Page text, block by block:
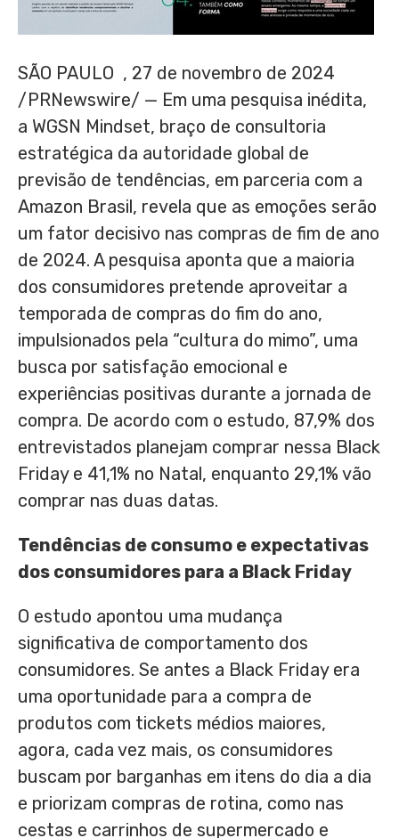
SÃO PAULO , 27 de novembro de 2024
/PRNewswire/ — Em uma pesquisa inédita,
a WGSN Mindset, braço de consultoria
estratégica da autoridade global de
previsão de tendências, em parceria com a
Amazon Brasil, revela que as emoções serão
um fator decisivo nas compras de fim de ano
de 2024. A pesquisa aponta que a maioria
dos consumidores pretende aproveitar a
temporada de compras do fim do ano,
impulsionados pela “cultura do mimo”, uma
busca por satisfação emocional e
experiências positivas durante a jornada de
compra. De acordo com o estudo, 87,9% dos
entrevistados planejam comprar nessa Black
Friday e 41,1% no Natal, enquanto 29,1% vão
comprar nas duas datas.
Tendências de consumo e expectativas
dos consumidores para a Black Friday
O estudo apontou uma mudança
significativa de comportamento dos
consumidores. Se antes a Black Friday era
uma oportunidade para a compra de
produtos com tickets médios maiores,
agora, cada vez mais, os consumidores
buscam por barganhas em itens do dia a dia
e priorizam compras de rotina, como nas
cestas e carrinhos de supermercado e